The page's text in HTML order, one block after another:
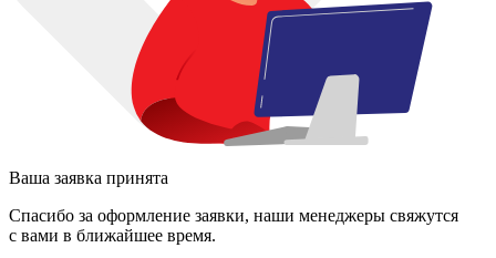
Ваша заявка принята
Спасибо за оформление заявки, наши менеджеры свяжутся
с вами в ближайшее время.